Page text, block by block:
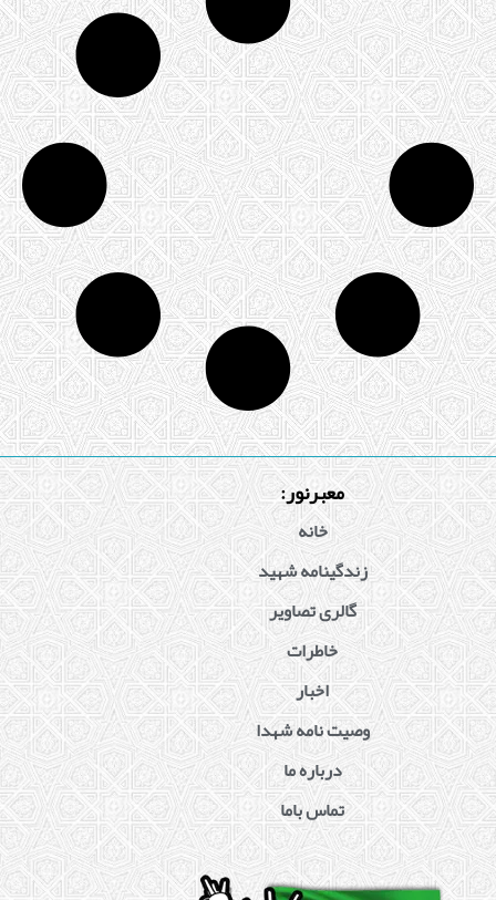
معبرنور:
خانه
زندگینامه شهید
گالری تصاویر
خاطرات
اخبار
وصیت نامه شهدا
درباره ما
تماس باما